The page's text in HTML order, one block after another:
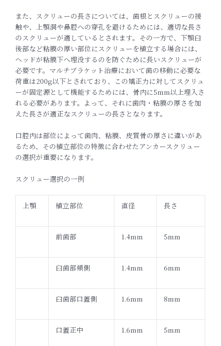
また、スクリューの長さについては、歯根とスクリューの接
触や、上顎洞や鼻腔への穿孔を避けるためには、適切な長さ
のスクリューが適しているとされます。その一方で、下顎臼
後部など粘膜の厚い部位にスクリューを植立する場合には、
ヘッドが粘膜下へ埋没するのを防ぐために長いスクリューが
必要です。マルチブラケット治療において歯の移動に必要な
荷重は200g以下とされており、
この矯正力に対してスクリュ
ーが固定源として機能するためには、 骨内に5mm以上埋入さ
れる必要があります。よって、 それに歯肉・粘膜の厚さを加
えた長さが適正なスクリューの長さとなります。
口腔内は部位によって歯肉、粘膜、 皮質骨の厚さに違いがあ
るため、 その植立部位の特徴に合わせたアンカースクリュー
の選択が重要になります。
スクリュー選択の一例
上顎 植立部位 直径 長さ
前歯部 1.4mm 5mm
臼歯部頬側 1.4mm 6mm
臼歯部口蓋側 1.6mm 8mm
口蓋正中 1.6mm 5mm